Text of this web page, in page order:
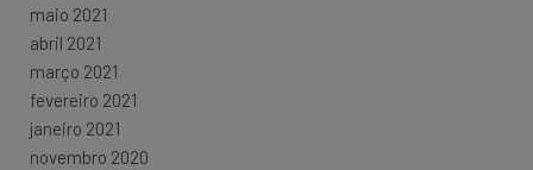
maio 2021
abril 2021
março 2021
fevereiro 2021
janeiro 2021
novembro 2020